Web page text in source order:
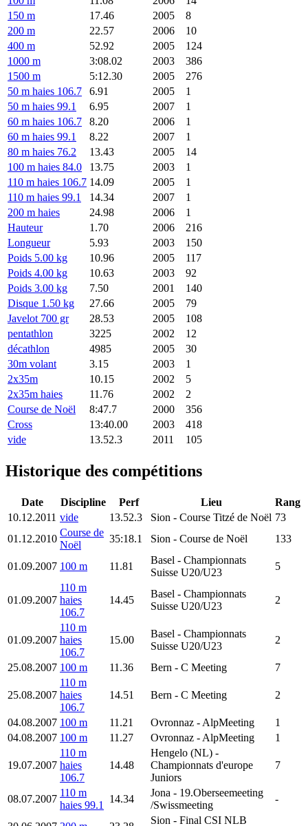
150 m
17.46 2005
8
200 m
22.57 2006
10
400 m
52.92 2005
124
1000 m
3:08.02 2003
386
1500 m
5:12.30 2005
276
50 m haies 106.7
6.91 2005
1
50 m haies 99.1
6.95 2007
1
60 m haies 106.7
8.20 2006
1
60 m haies 99.1
8.22 2007
1
80 m haies 76.2
13.43 2005
14
100 m haies 84.0
13.75 2003
1
110 m haies 106.7 14.09 2005
1
110 m haies 99.1
14.34 2007
1
200 m haies
24.98 2006
1
Hauteur
1.70 2006
216
Longueur
5.93 2003
150
Poids 5.00 kg
10.96 2005
117
Poids 4.00 kg
10.63 2003
92
Poids 3.00 kg
7.50 2001
140
Disque 1.50 kg
27.66 2005
79
Javelot 700 gr
28.53 2005
108
pentathlon
3225 2002
12
décathlon
4985 2005
30
30m volant
3.15 2003
1
2x35m
10.15 2002
5
2x35m haies
11.76 2002
2
Course de Noël
8:47.7 2000
356
Cross
13:40.00 2003
418
vide
13.52.3 2011 105
Historique des compétitions
Date Discipline Perf Lieu
Rang
10.12.2011 vide 13.52.3 Sion - Course Titzé de Noël 73
01.12.2010
Course de
Noël
35:18.1 Sion - Course de Noël 133
01.09.2007 100 m 11.81
Basel - Championnats
Suisse U20/U23
5
01.09.2007
110 m
haies
106.7
14.45
Basel - Championnats
Suisse U20/U23
2
01.09.2007
110 m
haies
106.7
15.00
Basel - Championnats
Suisse U20/U23
2
25.08.2007 100 m 11.36 Bern - C Meeting 7
25.08.2007
110 m
haies
106.7
14.51 Bern - C Meeting 2
04.08.2007 100 m 11.21 Ovronnaz - AlpMeeting
1
04.08.2007 100 m 11.27 Ovronnaz - AlpMeeting 1
19.07.2007
110 m
haies
106.7
14.48
Hengelo (NL) -
Championnats d'europe
Juniors
7
08.07.2007
110 m
haies 99.1
14.34
Jona - 19.Oberseemeeting
/Swissmeeting
-
Sion - Final CSI NLB